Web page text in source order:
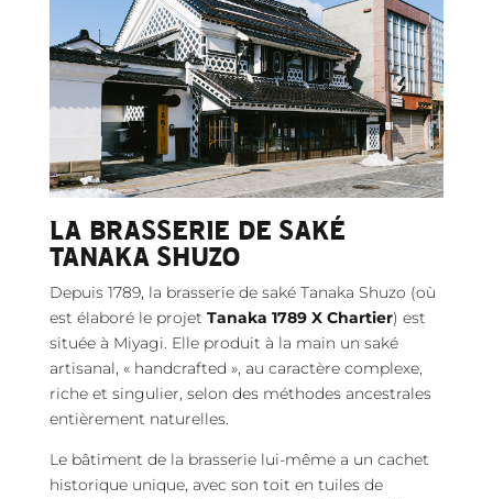
LA BRASSERIE DE SAKÉ
TANAKA SHUZO
Depuis 1789, la brasserie de saké Tanaka Shuzo (où
est élaboré le projet Tanaka 1789 X Chartier) est
située à Miyagi. Elle produit à la main un saké
artisanal, « handcrafted », au caractère complexe,
riche et singulier, selon des méthodes ancestrales
entièrement naturelles.
Le bâtiment de la brasserie lui-même a un cachet
historique unique, avec son toit en tuiles de